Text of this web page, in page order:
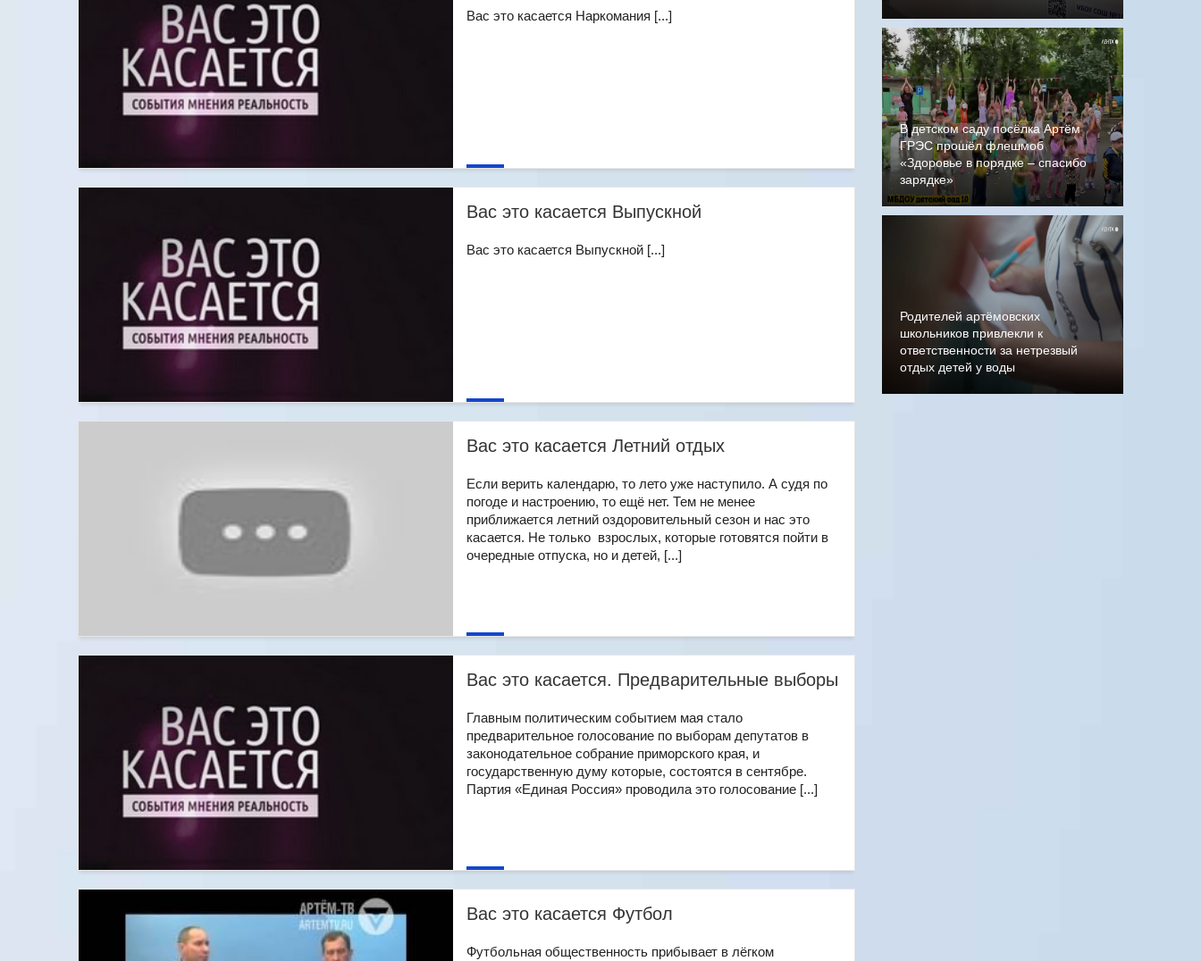
Вас это касается Наркомания [...]
Вас это касается Выпускной
Вас это касается Выпускной [...]
Вас это касается Летний отдых
Если верить календарю, то лето уже наступило. А судя по
погоде и настроению, то ещё нет. Тем не менее
приближается летний оздоровительный сезон и нас это
касается. Не только взрослых, которые готовятся пойти в
очередные отпуска, но и детей, [...]
Вас это касается. Предварительные выборы
Главным политическим событием мая стало
предварительное голосование по выборам депутатов в
законодательное собрание приморского края, и
государственную думу которые, состоятся в сентябре.
Партия «Единая Россия» проводила это голосование [...]
Вас это касается Футбол
Футбольная общественность прибывает в лёгком
В детском саду посёлка Артём
ГРЭС прошёл флешмоб
«Здоровье в порядке – спасибо
зарядке»
Родителей артёмовских
школьников привлекли к
ответственности за нетрезвый
отдых детей у воды